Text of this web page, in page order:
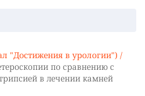
"Достижения в урологии") /
по сравнению с
в лечении камней